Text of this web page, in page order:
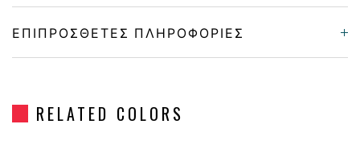
ΕΠΙΠΡΌΣΘΕΤΕΣ ΠΛΗΡΟΦΟΡΊΕΣ
Material Μεταλλικό
RELATED COLORS